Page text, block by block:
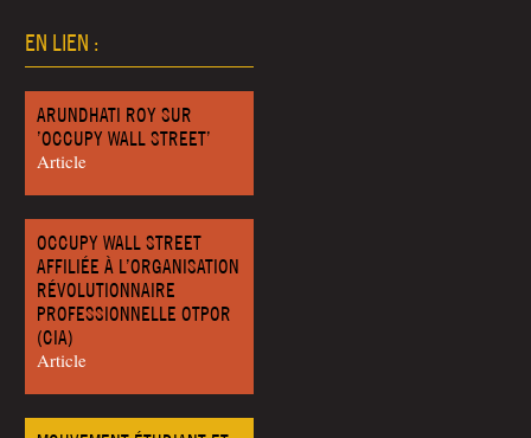
EN LIEN :
ARUNDHATI ROY SUR
’OCCUPY WALL STREET’
Article
OCCUPY WALL STREET
AFFILIÉE À L’ORGANISATION
RÉVOLUTIONNAIRE
PROFESSIONNELLE OTPOR
(CIA)
Article